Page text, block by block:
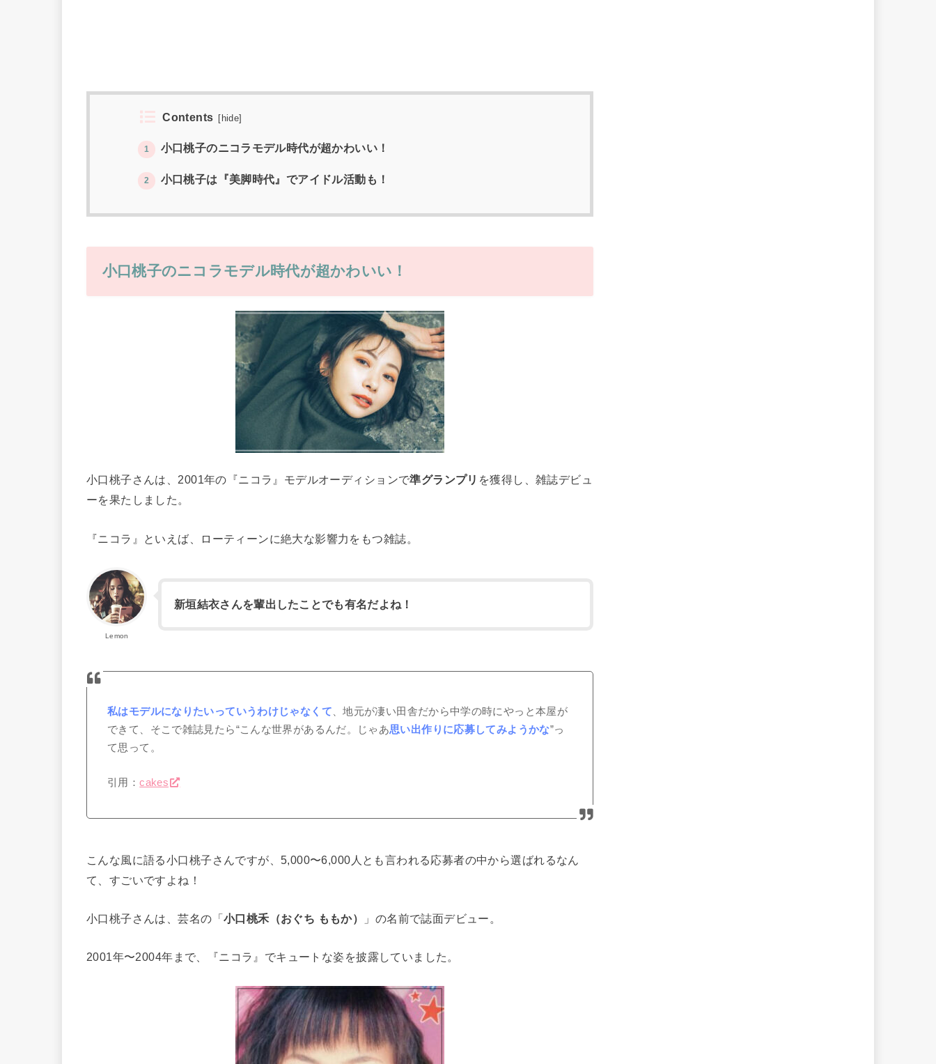
Contents [ hide]
1 小口桃子のニコラモデル時代が超かわいい！
2 小口桃子は『美脚時代』でアイドル活動も！
小口桃子のニコラモデル時代が超かわいい！
小口桃子さんは、2001年の『ニコラ』モデルオーディションで準グランプリ を獲得し、雑誌デビュ
ーを果たしました。
『ニコラ』といえば、ローティーンに絶大な影響力をもつ雑誌。
Lemon
新垣結衣さんを輩出したことでも有名だよね！
私はモデルになりたいっていうわけじゃなくて 、地元が凄い田舎だから中学の時にやっと本屋が
できて、そこで雑誌見たら“こんな世界があるんだ。じゃあ思い出作りに応募してみようかな”っ
て思って。
引用：cakes
こんな風に語る小口桃子さんですが、5,000〜6,000人とも言われる応募者の中から選ばれるなん
て、すごいですよね！
小口桃子さんは、芸名の「小口桃禾（おぐち ももか） 」の名前で誌面デビュー。
2001年〜2004年まで、『ニコラ』でキュートな姿を披露していました。